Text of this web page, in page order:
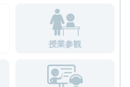
授業参観